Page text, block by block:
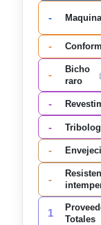
-
-
-
Bicho
raro
-
-
-
-
1
Totales